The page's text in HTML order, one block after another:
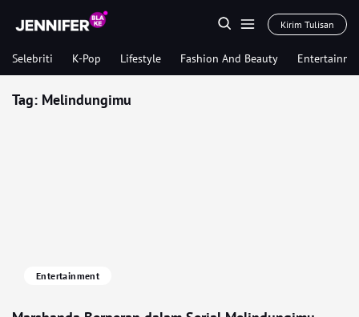
Kirim Tulisan
Selebriti K-Pop Lifestyle Fashion And Beauty
Tag: Melindungimu
Entertainment